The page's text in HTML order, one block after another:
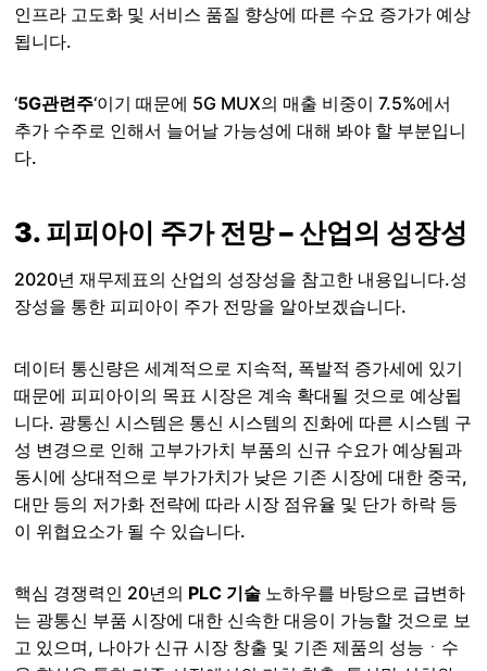
인프라 고도화 및 서비스 품질 향상에 따른 수요 증가가 예상
됩니다.
‘5G관련주‘이기 때문에 5G MUX의 매출 비중이 7.5%에서
추가 수주로 인해서 늘어날 가능성에 대해 봐야 할 부분입니
다.
3. 피피아이 주가 전망 – 산업의 성장성
2020년 재무제표의 산업의 성장성을 참고한 내용입니다.성
장성을 통한 피피아이 주가 전망을 알아보겠습니다.
데이터 통신량은 세계적으로 지속적, 폭발적 증가세에 있기
때문에 피피아이의 목표 시장은 계속 확대될 것으로 예상됩
니다. 광통신 시스템은 통신 시스템의 진화에 따른 시스템 구
성 변경으로 인해 고부가가치 부품의 신규 수요가 예상됨과
동시에 상대적으로 부가가치가 낮은 기존 시장에 대한 중국,
대만 등의 저가화 전략에 따라 시장 점유율 및 단가 하락 등
이 위협요소가 될 수 있습니다.
핵심 경쟁력인 20년의 PLC 기술 노하우를 바탕으로 급변하
는 광통신 부품 시장에 대한 신속한 대응이 가능할 것으로 보
고 있으며, 나아가 신규 시장 창출 및 기존 제품의 성능ㆍ수